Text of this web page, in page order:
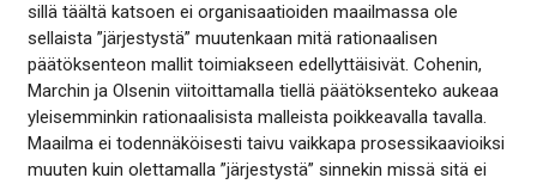
sillä täältä katsoen ei organisaatioiden maailmassa ole
sellaista ”järjestystä” muutenkaan mitä rationaalisen
päätöksenteon mallit toimiakseen edellyttäisivät. Cohenin,
Marchin ja Olsenin viitoittamalla tiellä päätöksenteko aukeaa
yleisemminkin rationaalisista malleista poikkeavalla tavalla.
Maailma ei todennäköisesti taivu vaikkapa prosessikaavioiksi
muuten kuin olettamalla ”järjestystä” sinnekin missä sitä ei